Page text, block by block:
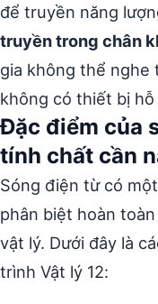
để truyền năng
truyền trong chân
gia không thể nghe
không có thiết bị
Đặc điểm của
tính chất cần
Sóng điện từ có
phân biệt hoàn
vật lý. Dưới đây là
trình Vật lý 12: